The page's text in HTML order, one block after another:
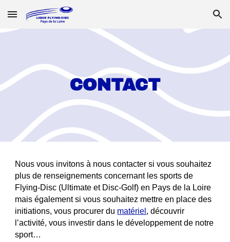
Skip to main content Skip to navigation
CONTACT
Nous vous invitons à nous contacter si vous souhaitez
plus de renseignements concernant les sports de
Flying-Disc (Ultimate et Disc-Golf) en Pays de la Loire
mais également si vous souhaitez mettre en place des
initiations, vous procurer du matériel , découvrir
l’activité, vous investir dans le développement de notre
sport…